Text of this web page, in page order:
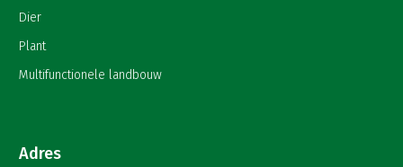
Dier
Plant
Multifunctionele landbouw
Adres